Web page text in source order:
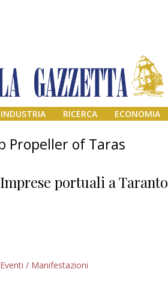
INDUSTRIA RICERCA ECONOMIA
Propeller of Taras
Imprese portuali a Taranto
Eventi / Manifestazioni